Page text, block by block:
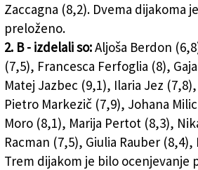
Zaccagna (8,2). Dvema dijakoma
preloženo.
2. B - izdelali so:Aljoša Berdon
(7,5), Francesca Ferfoglia (8),
Matej Jazbec (9,1), Ilaria Jez
Pietro Markezič (7,9), Johana
Moro (8,1), Marija Pertot (8,3),
Racman (7,5), Giulia Rauber (8,4),
Trem dijakom je bilo ocenjevanje